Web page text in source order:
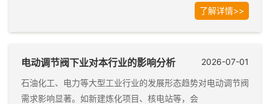
了解详情>>
电动调节阀下业对本行业的影响分析 2026-07-01
石油化工、电力等大型工业行业的发展形态趋势对电动调节阀
需求影响显著。如新建炼化项目、核电站等，会